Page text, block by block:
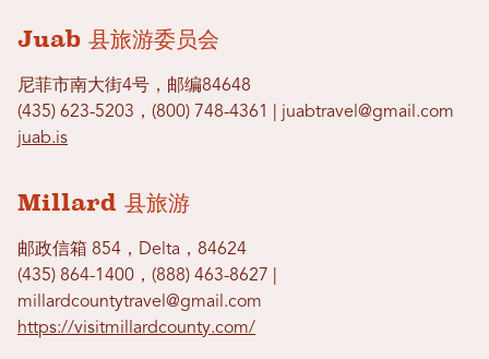
Juab 县旅游委员会
尼菲市南大街4号，邮编84648
(435) 623-5203，(800) 748-4361 | juabtravel@gmail.com
juab.is
Millard 县旅游
邮政信箱 854，Delta，84624
(435) 864-1400，(888) 463-8627 |
millardcountytravel@gmail.com
https://visitmillardcounty.com/